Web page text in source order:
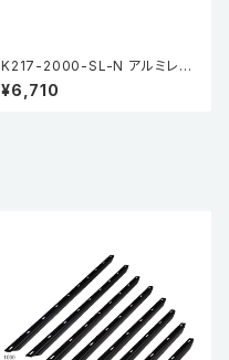
K217-2000-SL-N アルミレー
ル L2000（穴無し）
¥6,710